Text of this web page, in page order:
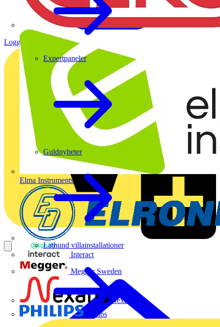
Elma Instruments
Interact
Megger Sweden
Nexans
Philips
Expertpaneler
Guldnyheter
Lathund villainstallationer
Logga in Registrera dig